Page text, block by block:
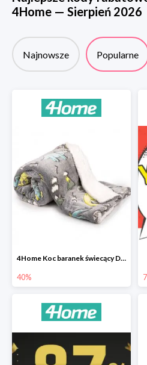
4Home — Sierpień 2026
Najnowsze Popularne
4Home Koc baranek świecący Dino
40%